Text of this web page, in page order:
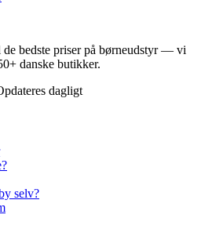
bedste priser på børneudstyr — vi
danske butikker.
dagligt
selv?